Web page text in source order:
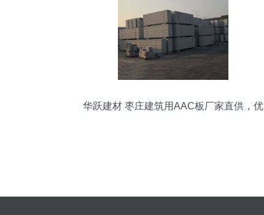
华跃建材 枣庄建筑用AAC板厂家直供，优